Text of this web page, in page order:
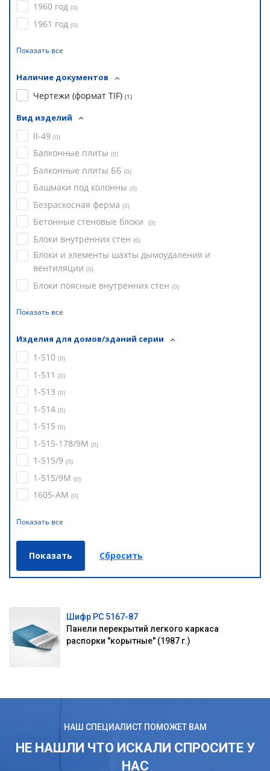
1960 год (0)
1961 год (0)
Показать все
Наличие документов
Чертежи (формат TIF) (1)
Вид изделий
II-49 (0)
Балконные плиты (0)
Балконные плиты ББ (0)
Башмаки под колонны (0)
Безраскосная ферма (0)
Бетонные стеновые блоки (0)
Блоки внутренних стен (0)
Блоки и элементы шахты дымоудаления и
вентиляции (0)
Блоки поясные внутренних стен (0)
Показать все
Изделия для домов/зданий серии
1-510 (0)
1-511 (0)
1-513 (0)
1-514 (0)
1-515 (0)
1-515-178/9М (0)
1-515/9 (0)
1-515/9М (0)
1605-АМ (0)
Показать все
Шифр РС 5167-87
Панели перекрытий легкого каркаса
распорки "корытные" (1987 г.)
НАШ СПЕЦИАЛИСТ ПОМОЖЕТ ВАМ
НЕ НАШЛИ ЧТО ИСКАЛИ СПРОСИТЕ У
НАС